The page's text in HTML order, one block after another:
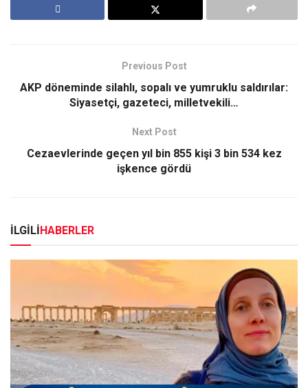
Previous Post
AKP döneminde silahlı, sopalı ve yumruklu saldırılar:
Siyasetçi, gazeteci, milletvekili…
Next Post
Cezaevlerinde geçen yıl bin 855 kişi 3 bin 534 kez
işkence gördü
İLGİLİ HABERLER